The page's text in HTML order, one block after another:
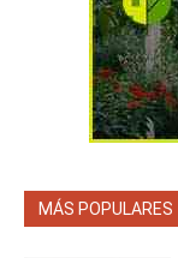
MÁS POPULARES